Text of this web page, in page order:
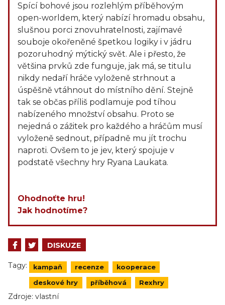
Spící bohové jsou rozlehlým příběhovým
open-worldem, který nabízí hromadu obsahu,
slušnou porci znovuhratelnosti, zajímavé
souboje okořeněné špetkou logiky i v jádru
pozoruhodný mýtický svět. Ale i přesto, že
většina prvků zde funguje, jak má, se titulu
nikdy nedaří hráče vyloženě strhnout a
úspěšně vtáhnout do místního dění. Stejně
tak se občas příliš podlamuje pod tíhou
nabízeného množství obsahu. Proto se
nejedná o zážitek pro každého a hráčům musí
vyloženě sednout, případně mu jít trochu
naproti. Ovšem to je jev, který spojuje v
podstatě všechny hry Ryana Laukata.
Ohodnoťte hru!
Jak hodnotíme?
DISKUZE
Tagy: kampaň recenze kooperace
deskové hry příběhová Rexhry
Zdroje: vlastní